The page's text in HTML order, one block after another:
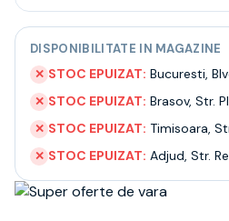
Termeni si conditii
Politica de confidentialitate
Intrebari frecvente
DISPONIBILITATE IN MAGAZINE
✕ STOC EPUIZAT: Bucuresti,
✕ STOC EPUIZAT: Brasov, Str.
✕ STOC EPUIZAT: Timisoara,
✕ STOC EPUIZAT: Adjud, Str.